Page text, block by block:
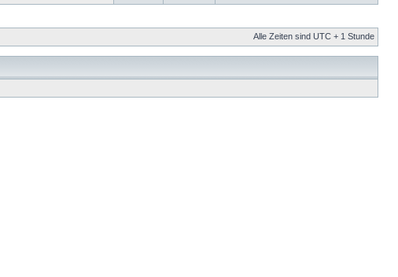
Alle Zeiten sind UTC + 1 Stunde